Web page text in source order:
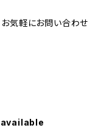
お気軽にお問い合わせ